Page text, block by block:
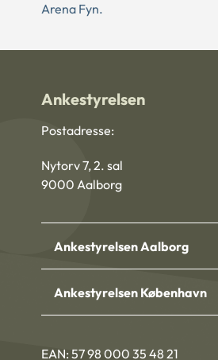
Arena Fyn.
Ankestyrelsen
Postadresse:
Nytorv 7, 2. sal
9000 Aalborg
Ankestyrelsen Aalborg
Ankestyrelsen København
EAN: 57 98 000 35 48 21